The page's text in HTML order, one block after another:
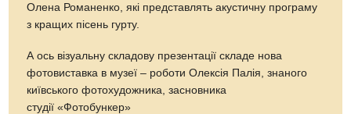
Олена Романенко, які представлять акустичну програму
з кращих пісень гурту.
А ось візуальну складову презентації складе нова
фотовиставка в музеї – роботи Олексія Палія, знаного
київського фотохудожника, засновника
студії «Фотобункер»